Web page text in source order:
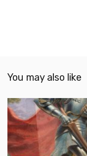
You may also like